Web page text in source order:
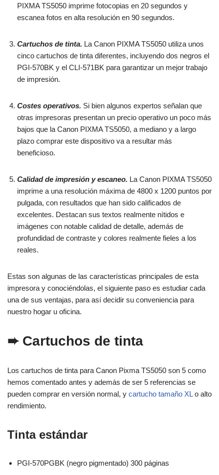
PIXMA TS5050 imprime fotocopias en 20 segundos y
escanea fotos en alta resolución en 90 segundos.
Cartuchos de tinta. La Canon PIXMA TS5050 utiliza unos
cinco cartuchos de tinta diferentes, incluyendo dos negros el
PGI-570BK y el CLI-571BK para garantizar un mejor trabajo
de impresión.
Costes operativos. Si bien algunos expertos señalan que
otras impresoras presentan un precio operativo un poco más
bajos que la Canon PIXMA TS5050, a mediano y a largo
plazo comprar este dispositivo va a resultar más
beneficioso.
Calidad de impresión y escaneo. La Canon PIXMA TS5050
imprime a una resolución máxima de 4800 x 1200 puntos por
pulgada, con resultados que han sido calificados de
excelentes. Destacan sus textos realmente nítidos e
imágenes con notable calidad de detalle, además de
profundidad de contraste y colores realmente fieles a los
reales.
Estas son algunas de las características principales de esta
impresora y conociéndolas, el siguiente paso es estudiar cada
una de sus ventajas, para así decidir su conveniencia para
nuestro hogar u oficina.
➨ Cartuchos de tinta
Los cartuchos de tinta para Canon Pixma TS5050 son 5 como
hemos comentado antes y además de ser 5 referencias se
pueden comprar en versión normal, y cartucho tamaño XLo alto
rendimiento.
Tinta estándar
PGI-570PGBK (negro pigmentado) 300 páginas